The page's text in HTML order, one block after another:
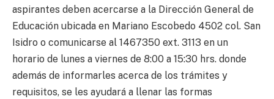
aspirantes deben acercarse a la Dirección General de
Educación ubicada en Mariano Escobedo 4502 col. San
Isidro o comunicarse al 1467350 ext. 3113 en un
horario de lunes a viernes de 8:00 a 15:30 hrs. donde
además de informarles acerca de los trámites y
requisitos, se les ayudará a llenar las formas